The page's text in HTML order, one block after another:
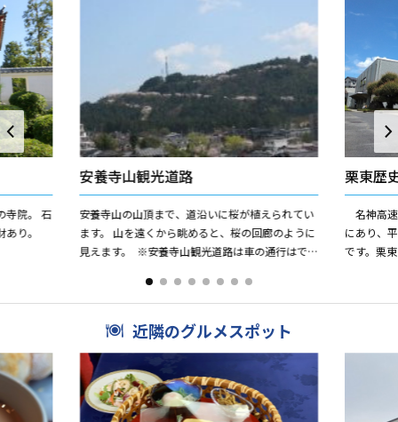
寺院。 石
り。
安養寺山観光道路
安養寺山の山頂まで、道沿いに桜が植えられてい
ます。 山を遠くから眺めると、桜の回廊のように
見えます。 ※安養寺山観光道路は車の通行はで
栗東歴
名神高
にあり、
です。栗
近隣のグルメスポット